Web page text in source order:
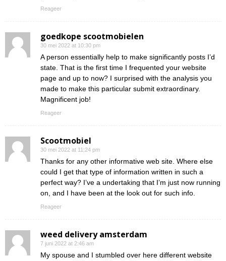
Reageer
goedkope scootmobielen
30 mei 2022 at 10:30 pm
A person essentially help to make significantly posts I’d
state. That is the first time I frequented your website
page and up to now? I surprised with the analysis you
made to make this particular submit extraordinary.
Magnificent job!
Reageer
Scootmobiel
30 mei 2022 at 11:24 pm
Thanks for any other informative web site. Where else
could I get that type of information written in such a
perfect way? I’ve a undertaking that I’m just now running
on, and I have been at the look out for such info.
Reageer
weed delivery amsterdam
7 juni 2022 at 2:46 am
My spouse and I stumbled over here different website